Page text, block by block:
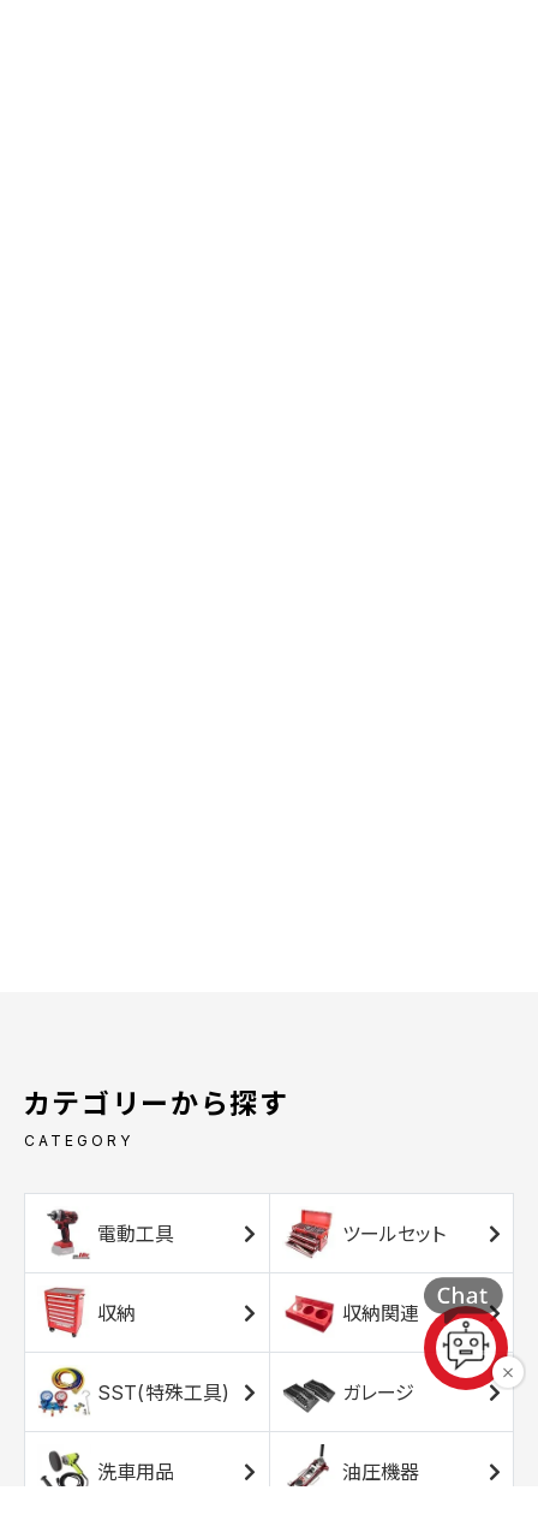
カテゴリーから探す
CATEGORY
電動工具 ツールセット
収納 収納関連
SST(特殊工具) ガレージ
洗車用品 油圧機器